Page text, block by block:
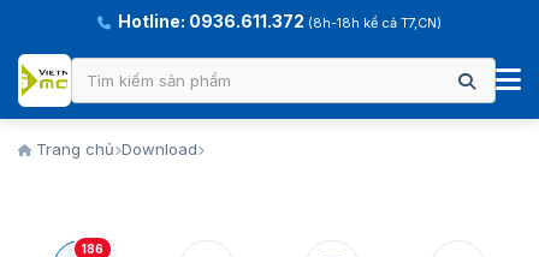
Hotline: 0936.611.372 (8h-18h kể cả T7,CN)
Trang chủ Download
186